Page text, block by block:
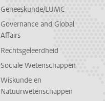
Geneeskunde/LUMC
Governance and Global
Affairs
Rechtsgeleerdheid
Sociale Wetenschappen
Wiskunde en
Natuurwetenschappen